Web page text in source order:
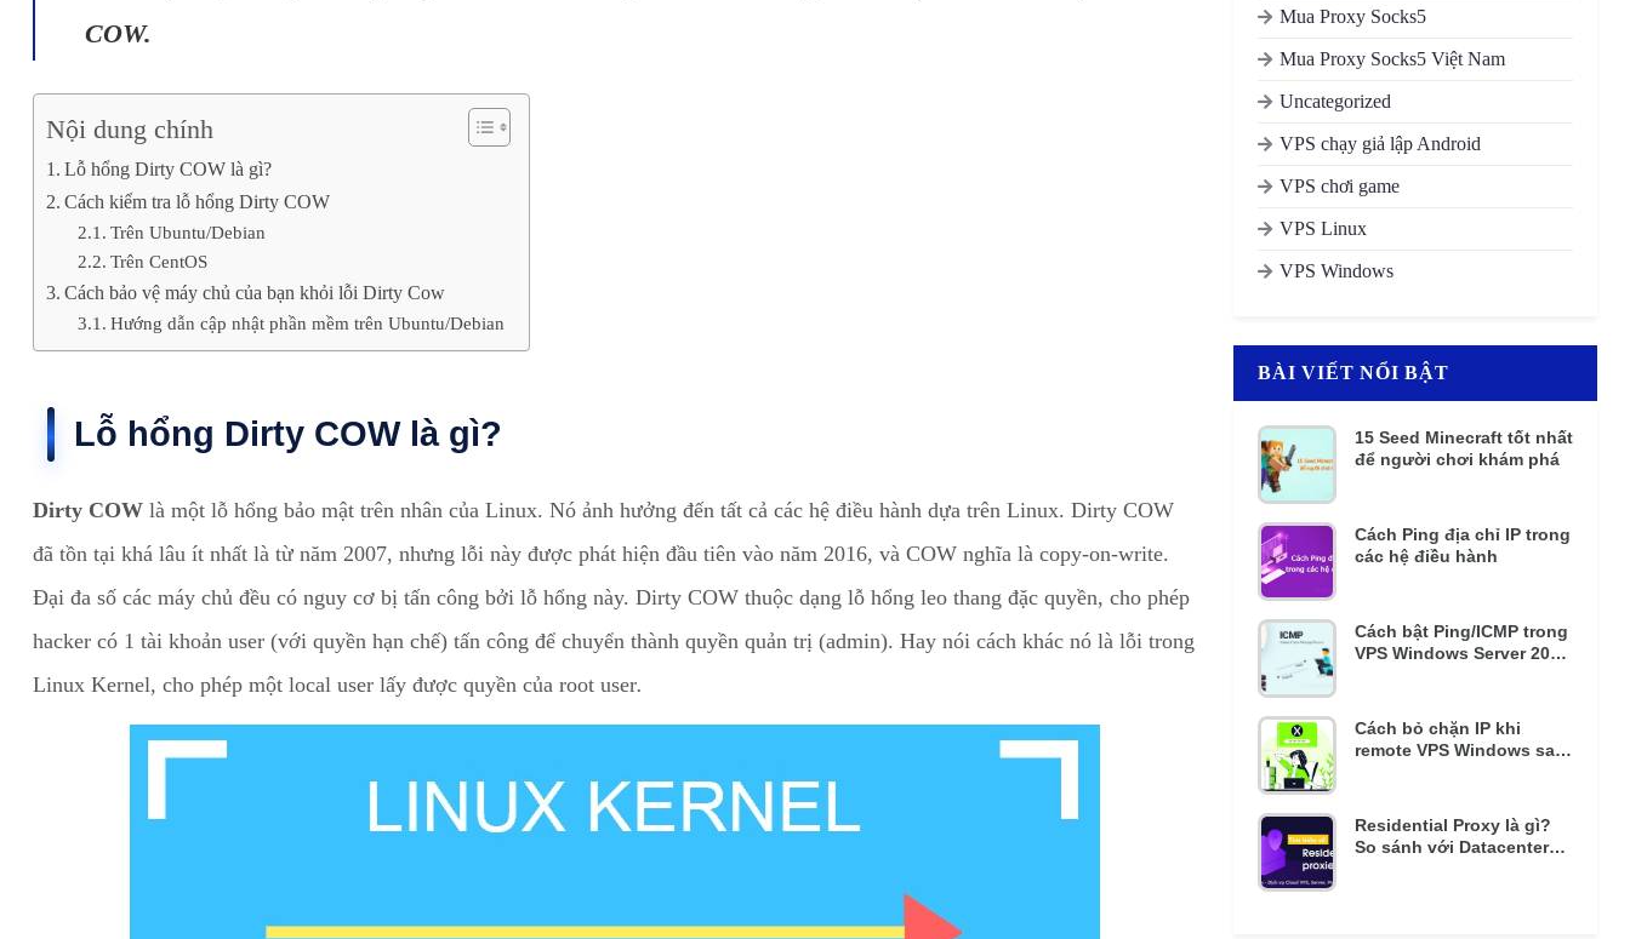
COW.
Nội dung chính
Lỗ hổng Dirty COW là gì?
Cách kiểm tra lỗ hổng Dirty COW
Trên Ubuntu/Debian
Trên CentOS
Cách bảo vệ máy chủ của bạn khỏi lỗi Dirty Cow
Hướng dẫn cập nhật phần mềm trên Ubuntu/Debian
Lỗ hổng Dirty COW là gì?
Dirty COW là một lỗ hổng bảo mật trên nhân của Linux. Nó ảnh hưởng đến tất cả các hệ điều hành dựa trên Linux. Dirty COW
đã tồn tại khá lâu ít nhất là từ năm 2007, nhưng lỗi này được phát hiện đầu tiên vào năm 2016, và COW nghĩa là copy-on-write.
Đại đa số các máy chủ đều có nguy cơ bị tấn công bởi lỗ hổng này. Dirty COW thuộc dạng lỗ hổng leo thang đặc quyền, cho phép
hacker có 1 tài khoản user (với quyền hạn chế) tấn công để chuyển thành quyền quản trị (admin). Hay nói cách khác nó là lỗi trong
Linux Kernel, cho phép một local user lấy được quyền của root user.
Mua Proxy Socks5
Mua Proxy Socks5 Việt Nam
Uncategorized
VPS chạy giả lập Android
VPS chơi game
VPS Linux
VPS Windows
BÀI VIẾT NỔI BẬT
15 Seed Minecraft tốt nhất
để người chơi khám phá
Cách Ping địa chỉ IP trong
các hệ điều hành
Cách bật Ping/ICMP trong
VPS Windows Server 2016
Cách bỏ chặn IP khi
remote VPS Windows sai
Residential Proxy là gì?
So sánh với Datacenter